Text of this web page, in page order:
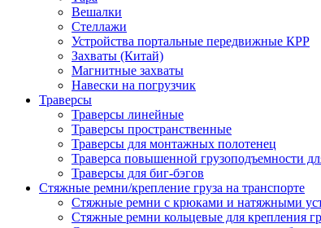
Вешалки
Стеллажи
Устройства портальные передвижные КРР
Захваты (Китай)
Магнитные захваты
Навески на погрузчик
Траверсы
Траверсы линейные
Траверсы пространственные
Траверсы для монтажных полотенец
Траверса повышенной грузоподъемности
Траверсы для биг-бэгов
Стяжные ремни/крепление груза на транспорте
Стяжные ремни с крюками и натяжными
Стяжные ремни кольцевые для крепления